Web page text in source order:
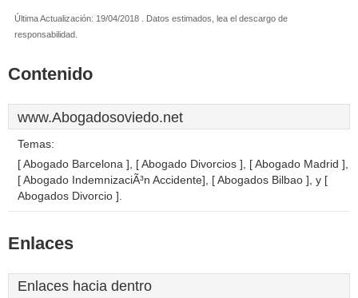
Última Actualización: 19/04/2018 . Datos estimados, lea el descargo de
responsabilidad.
Contenido
www.Abogadosoviedo.net
Temas:
[ Abogado Barcelona ], [ Abogado Divorcios ], [ Abogado Madrid ],
[ Abogado IndemnizaciÃ³n Accidente], [ Abogados Bilbao ], y [
Abogados Divorcio ].
Enlaces
Enlaces hacia dentro